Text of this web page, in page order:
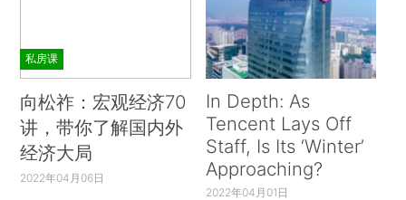
私房课
向松祚：宏观经济70
讲，带你了解国内外
经济大局
2022年04月06日
In Depth: As
Tencent Lays Off
Staff, Is Its ‘Winter’
Approaching?
2022年04月01日